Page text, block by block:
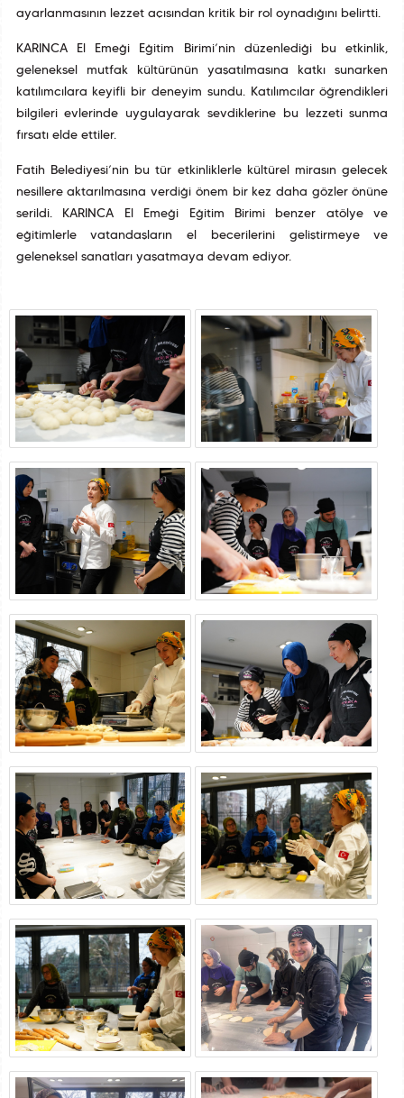
ayarlanmasının lezzet açısından kritik bir rol oynadığını belirtti.
KARINCA El Emeği Eğitim Birimi’nin düzenlediği bu etkinlik,
geleneksel mutfak kültürünün yaşatılmasına katkı sunarken
katılımcılara keyifli bir deneyim sundu. Katılımcılar öğrendikleri
bilgileri evlerinde uygulayarak sevdiklerine bu lezzeti sunma
fırsatı elde ettiler.
Fatih Belediyesi’nin bu tür etkinliklerle kültürel mirasın gelecek
nesillere aktarılmasına verdiği önem bir kez daha gözler önüne
serildi. KARINCA El Emeği Eğitim Birimi benzer atölye ve
eğitimlerle vatandaşların el becerilerini geliştirmeye ve
geleneksel sanatları yaşatmaya devam ediyor.